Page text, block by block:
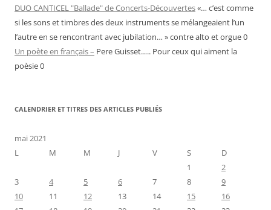
DUO CANTICEL "Ballade" de Concerts-Découvertes«… c’est comme
si les sons et timbres des deux instruments se mélangeaient l’un
l’autre en se rencontrant avec jubilation… » contre alto et orgue 0
Un poète en français – Pere Guisset….. Pour ceux qui aiment la
poèsie 0
CALENDRIER ET TITRES DES ARTICLES PUBLIÉS
mai 2021
L
M M J V S
D
1
2
3
4 5 6 7 8
9
10
11 12 13 14 15
16